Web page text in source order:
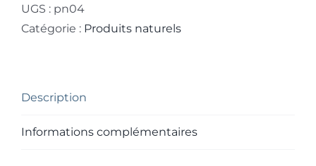
essentielle
de
UGS : pn04
Catégorie : Produits naturels
Description
Informations complémentaires